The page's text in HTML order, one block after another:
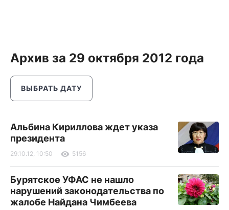
Архив за 29 октября 2012 года
ВЫБРАТЬ ДАТУ
Альбина Кириллова ждет указа
президента
29.10.12, 10:50 5156
Бурятское УФАС не нашло
нарушений законодательства по
жалобе Найдана Чимбеева